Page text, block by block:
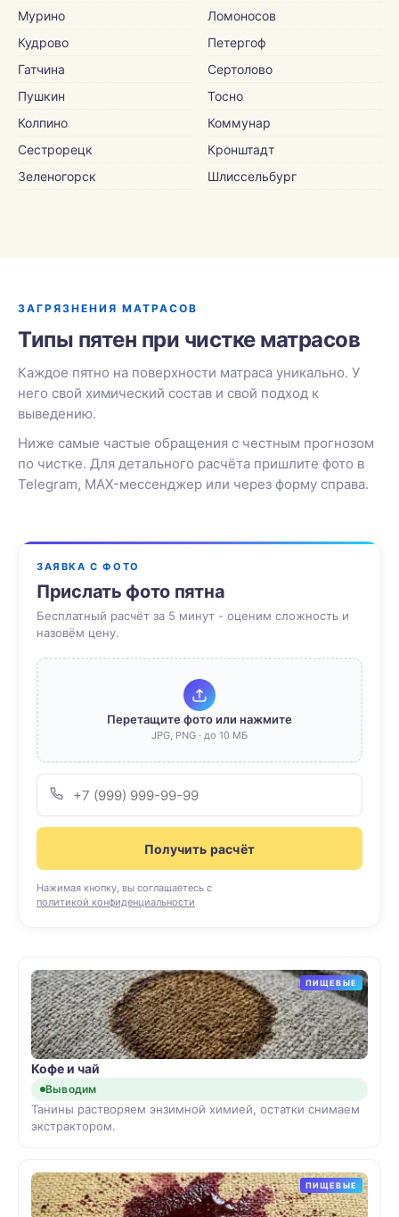
Мурино
Кудрово
Гатчина
Пушкин
Колпино
Сестрорецк
Зеленогорск
Ломоносов
Петергоф
Сертолово
Тосно
Коммунар
Кронштадт
Шлиссельбург
ЗАГРЯЗНЕНИЯ МАТРАСОВ
Типы пятен при чистке матрасов
Каждое пятно на поверхности матраса уникально. У
него свой химический состав и свой подход к
выведению.
Ниже самые частые обращения с честным прогнозом
по чистке. Для детального расчёта пришлите фото в
Telegram, MAX-мессенджер или через форму справа.
ЗАЯВКА С ФОТО
Прислать фото пятна
Бесплатный расчёт за 5 минут - оценим сложность и
назовём цену.
Перетащите фото или нажмите
JPG, PNG · до 10 МБ
Получить расчёт
Нажимая кнопку, вы соглашаетесь с
политикой конфиденциальности
ПИЩЕВЫЕ
Кофе и чай
Выводим
Танины растворяем энзимной химией, остатки снимаем
экстрактором.
ПИЩЕВЫЕ